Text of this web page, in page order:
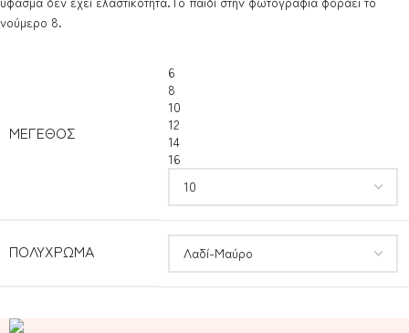
νούμερο 8.
ΜΈΓΕΘΟΣ
6
8
10
12
14
16
ΠΟΛΎΧΡΩΜΑ